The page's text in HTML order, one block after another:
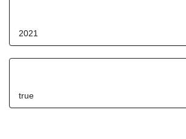
2021
true